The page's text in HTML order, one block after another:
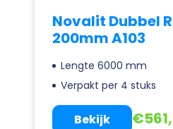
Novalit Dubbel
200mm A103
Lengte 6000 mm
Verpakt per 4 stuks
€
Bekijk